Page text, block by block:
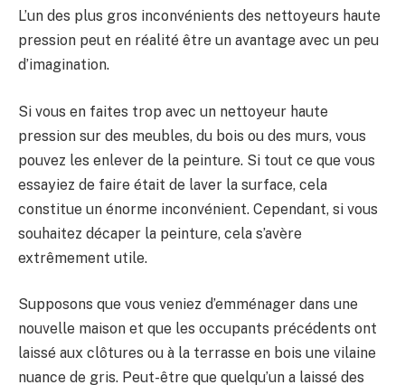
L’un des plus gros inconvénients des nettoyeurs haute
pression peut en réalité être un avantage avec un peu
d’imagination.
Si vous en faites trop avec un nettoyeur haute
pression sur des meubles, du bois ou des murs, vous
pouvez les enlever de la peinture. Si tout ce que vous
essayiez de faire était de laver la surface, cela
constitue un énorme inconvénient. Cependant, si vous
souhaitez décaper la peinture, cela s’avère
extrêmement utile.
Supposons que vous veniez d’emménager dans une
nouvelle maison et que les occupants précédents ont
laissé aux clôtures ou à la terrasse en bois une vilaine
nuance de gris. Peut-être que quelqu’un a laissé des